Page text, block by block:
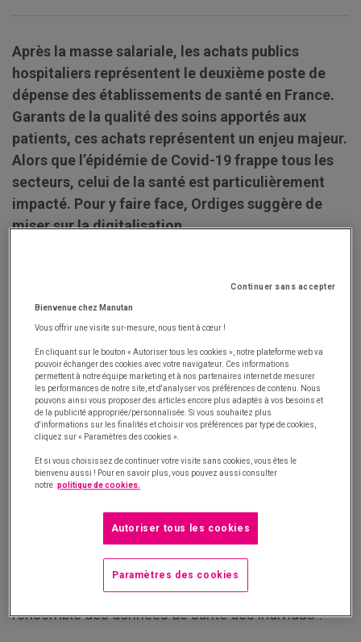
Après la masse salariale, les achats publics
hospitaliers représentent le deuxième poste de
dépense des établissements de santé en France.
Garants de la qualité des soins apportés aux
patients, ces achats représentent un enjeu majeur.
Alors que l’épidémie de Covid-19 frappe tous les
secteurs, celui de la santé est particulièrement
impacté. Pour y faire face, Ordiges suggère de
miser sur la digitalisation…
santé qui mettent la digitalisation au cœur de
leurs priorités.Digitaliser le parcours de santé
représente une réelle valeur ajoutée : prise de
contact facilitée avec le patient, données du patient
dématérialisée…
digitalisation du secteur hospitalier, et
particulièrement du parcours de santé, en Europe. A
titre d’exemple, nos voisins belges utilisent une
plateforme intitulée « MaSanté » pour centraliser
l’ensemble des données de santé des individus !
Continuer sans accepter
Bienvenue chez Manutan
Vous offrir une visite sur-mesure, nous tient à cœur !
En cliquant sur le bouton « Autoriser tous les cookies », notre plateforme web va
pouvoir échanger des cookies avec votre navigateur. Ces informations
permettent à notre équipe marketing et à nos partenaires internet de mesurer
les performances de notre site, et d'analyser vos préférences de contenu. Nous
pouvons ainsi vous proposer des articles encore plus adaptés à vos besoins et
de la publicité appropriée/personnalisée. Si vous souhaitez plus
d'informations sur les finalités et choisir vos préférences par type de cookies,
cliquez sur « Paramètres des cookies ».
Et si vous choisissez de continuer votre visite sans cookies, vous êtes le
bienvenu aussi ! Pour en savoir plus, vous pouvez aussi consulter
notre politique de cookies.
Autoriser tous les cookies
Paramètres des cookies